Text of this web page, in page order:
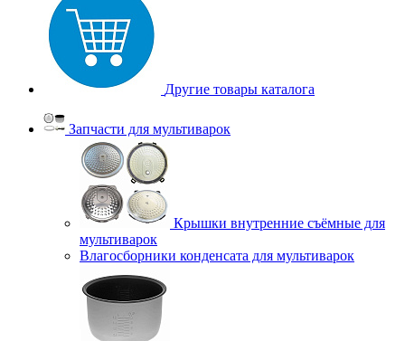
Другие товары каталога
Запчасти для мультиварок
Крышки внутренние съёмные для
мультиварок
Влагосборники конденсата для мультиварок